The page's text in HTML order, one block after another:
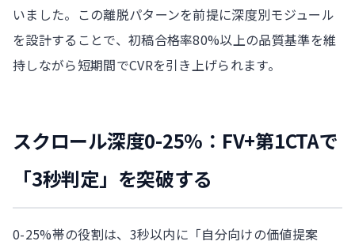
いました。この離脱パターンを前提に深度別モジュール
を設計することで、初稿合格率80%以上の品質基準を維
持しながら短期間でCVRを引き上げられます。
スクロール深度0-25%：FV+第1CTAで
「3秒判定」を突破する
0-25%帯の役割は、3秒以内に「自分向けの価値提案